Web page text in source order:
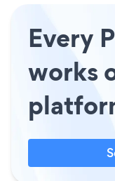
Every
works